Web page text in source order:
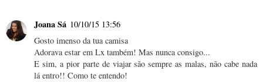
Joana Sá 10/10/15 13:56
Gosto imenso da tua camisa
Adorava estar em Lx também! Mas nunca consigo...
E sim, a pior parte de viajar são sempre as malas, não cabe nada
lá entro!! Como te entendo!